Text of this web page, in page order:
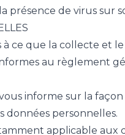
présence de virus sur
à ce que la collecte et
au règlement
informe sur la
données personnelles.
applicable aux